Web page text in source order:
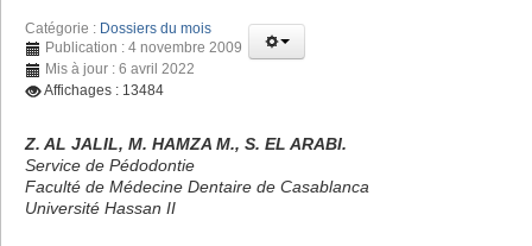
Catégorie : Dossiers du mois
Publication : 4 novembre 2009
Mis à jour : 6 avril 2022
Affichages : 13484
Z. AL JALIL, M. HAMZA M., S. EL ARABI.
Service de Pédodontie
Faculté de Médecine Dentaire de Casablanca
Université Hassan II